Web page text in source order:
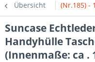
Übersicht (Nr.185) -
Suncase
Handyhülle
(Innenmaße: ca .